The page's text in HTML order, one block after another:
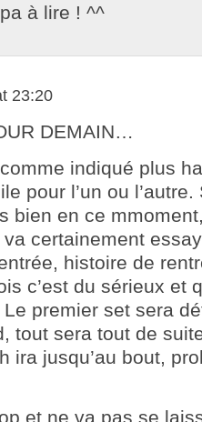
à lire ! ^^
23:20
DEMAIN…
indiqué plus
pour l’un ou
bien en ce
certainement
histoire de
c’est du sérieux et
premier set sera
tout sera tout de
ira jusqu’au bout,
et ne va pas se